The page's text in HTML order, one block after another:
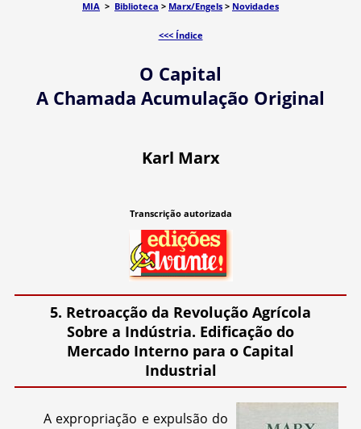
MIA > Biblioteca > Marx/Engels > Novidades
<<< Índice
O Capital
A Chamada Acumulação Original
Karl Marx
Transcrição autorizada
5. Retroacção da Revolução Agrícola
Sobre a Indústria. Edificação do
Mercado Interno para o Capital
Industrial
A expropriação e expulsão do